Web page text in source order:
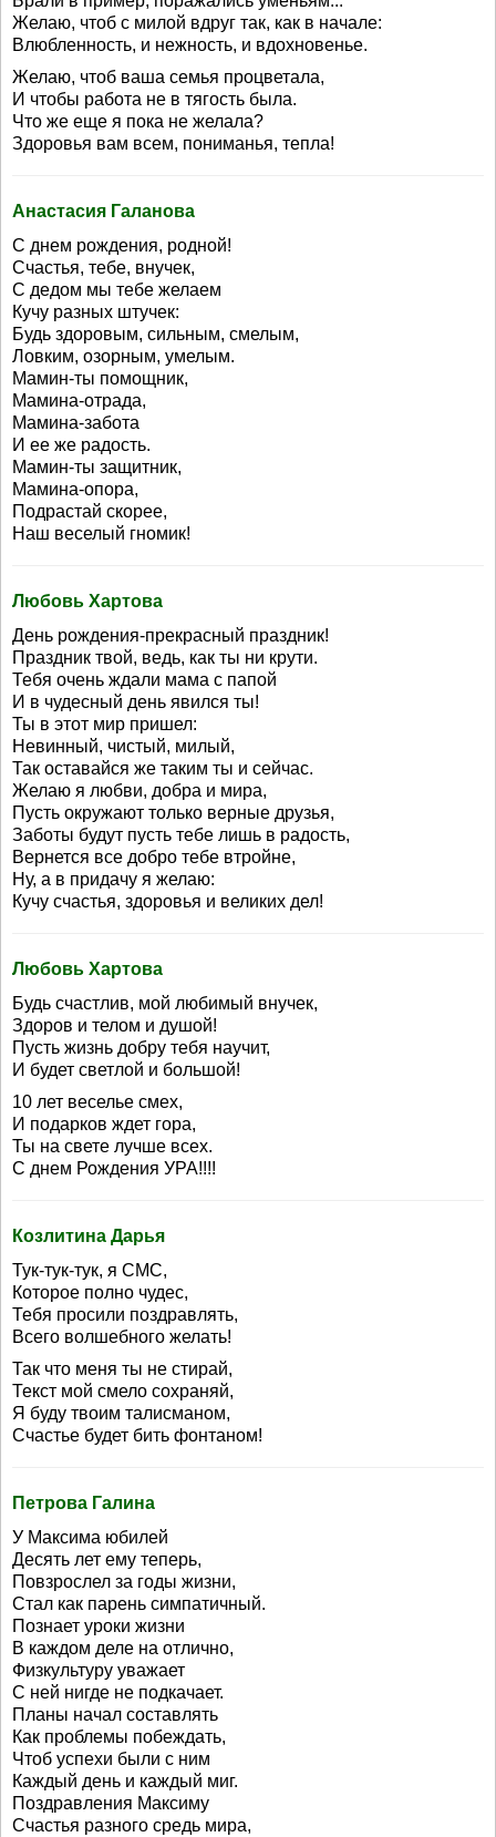
Желаю, чтоб с милой вдруг так, как в начале:
Влюбленность, и нежность, и вдохновенье.
Желаю, чтоб ваша семья процветала,
И чтобы работа не в тягость была.
Что же еще я пока не желала?
Здоровья вам всем, пониманья, тепла!
Анастасия Галанова
С днем рождения, родной!
Счастья, тебе, внучек,
С дедом мы тебе желаем
Кучу разных штучек:
Будь здоровым, сильным, смелым,
Ловким, озорным, умелым.
Мамин-ты помощник,
Мамина-отрада,
Мамина-забота
И ее же радость.
Мамин-ты защитник,
Мамина-опора,
Подрастай скорее,
Наш веселый гномик!
Любовь Хартова
День рождения-прекрасный праздник!
Праздник твой, ведь, как ты ни крути.
Тебя очень ждали мама с папой
И в чудесный день явился ты!
Ты в этот мир пришел:
Невинный, чистый, милый,
Так оставайся же таким ты и сейчас.
Желаю я любви, добра и мира,
Пусть окружают только верные друзья,
Заботы будут пусть тебе лишь в радость,
Вернется все добро тебе втройне,
Ну, а в придачу я желаю:
Кучу счастья, здоровья и великих дел!
Любовь Хартова
Будь счастлив, мой любимый внучек,
Здоров и телом и душой!
Пусть жизнь добру тебя научит,
И будет светлой и большой!
10 лет веселье смех,
И подарков ждет гора,
Ты на свете лучше всех.
С днем Рождения УРА!!!!
Козлитина Дарья
Тук-тук-тук, я СМС,
Которое полно чудес,
Тебя просили поздравлять,
Всего волшебного желать!
Так что меня ты не стирай,
Текст мой смело сохраняй,
Я буду твоим талисманом,
Счастье будет бить фонтаном!
Петрова Галина
У Максима юбилей
Десять лет ему теперь,
Повзрослел за годы жизни,
Стал как парень симпатичный.
Познает уроки жизни
В каждом деле на отлично,
Физкультуру уважает
С ней нигде не подкачает.
Планы начал составлять
Как проблемы побеждать,
Чтоб успехи были с ним
Каждый день и каждый миг.
Поздравления Максиму
Счастья разного средь мира,